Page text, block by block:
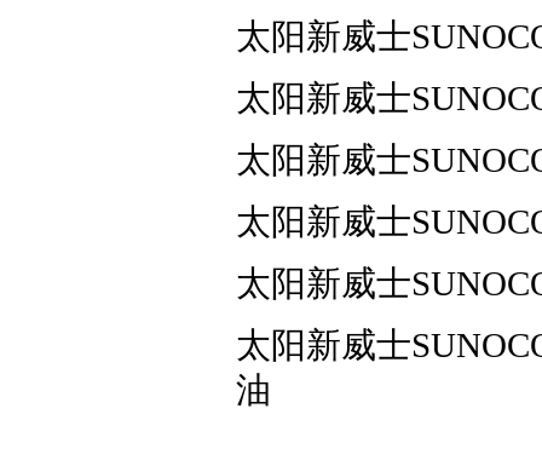
太阳新威士
太阳新威士
太阳新威士
太阳新威士
太阳新威士
太阳新威士
油